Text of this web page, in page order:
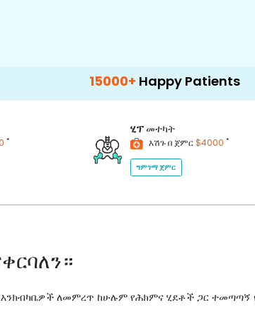
Happy Patients 100+
*
ሂፕመተካት
እሽጉ በ ጀምር$4000 *
ግምገማ ጀምር
እንክብካቤዎች ለመምረጥ ከሁሉም የሕክምና ሂደቶች ጋር